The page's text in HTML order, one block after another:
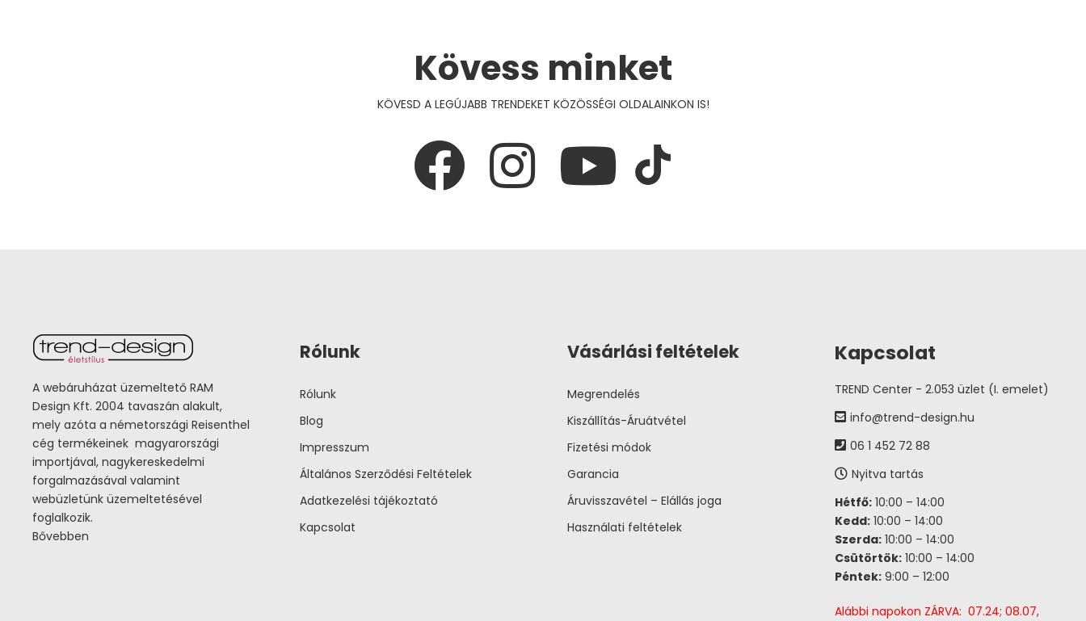
Kövess minket
KÖVESD A LEGÚJABB TRENDEKET KÖZÖSSÉGI OLDALAINKON IS!
A webáruházat üzemeltető RAM
Design Kft. 2004 tavaszán alakult,
mely azóta a németországi Reisenthel
cég termékeinek magyarországi
importjával, nagykereskedelmi
forgalmazásával valamint
webüzletünk üzemeltetésével
foglalkozik.
Bővebben
Rólunk
Rólunk
Blog
Impresszum
Általános Szerződési Feltételek
Adatkezelési tájékoztató
Kapcsolat
Vásárlási feltételek
Megrendelés
Kiszállítás-Áruátvétel
Fizetési módok
Garancia
Áruvisszavétel – Elállás joga
Használati feltételek
Kapcsolat
TREND Center - 2.053 üzlet (I. emelet)
info@trend-design.hu
06 1 452 72 88
Nyitva tartás
Hétfő: 10:00 – 14:00
Kedd: 10:00 – 14:00
Szerda: 10:00 – 14:00
Csütörtök: 10:00 – 14:00
Péntek: 9:00 – 12:00
Alábbi napokon ZÁRVA: 07.24; 08.07,